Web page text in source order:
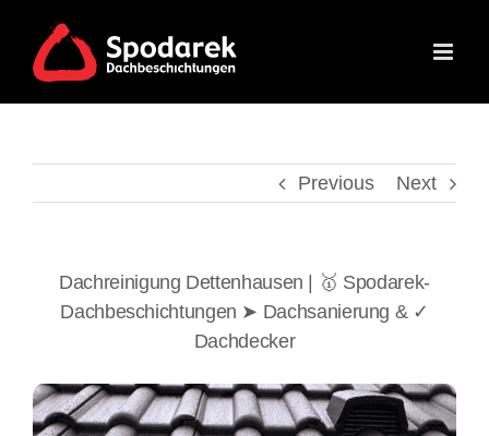
content
Previous Next
Dachreinigung Dettenhausen | 🥇 Spodarek-
Dachbeschichtungen ➤ Dachsanierung & ✓
Dachdecker